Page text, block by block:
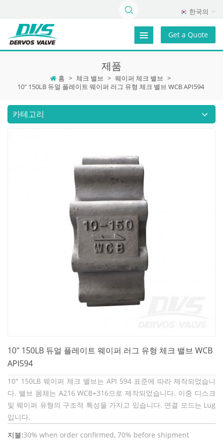
한국의
Get a Quote
제품
홈 > 체크 밸브 > 웨이퍼 체크 밸브 >
10" 150LB 듀얼 플레이트 웨이퍼 러그 유형 체크 밸브 WCB API594
카테고리
10" 150LB 듀얼 플레이트 웨이퍼 러그 유형 체크 밸브 WCB
API594
10" 150LB 웨이퍼 체크 밸브는 API 594 표준에 따라 제작되었습니
다. 밸브 몸체는 A216 WCB+316으로 제작되었습니다. 이중 디스크
및 웨이퍼 유형의 구조적 특성을 가지고 있습니다. 연결 모드는 Lug
입니다.
지불:30% when order confirmed, 70% before shipment